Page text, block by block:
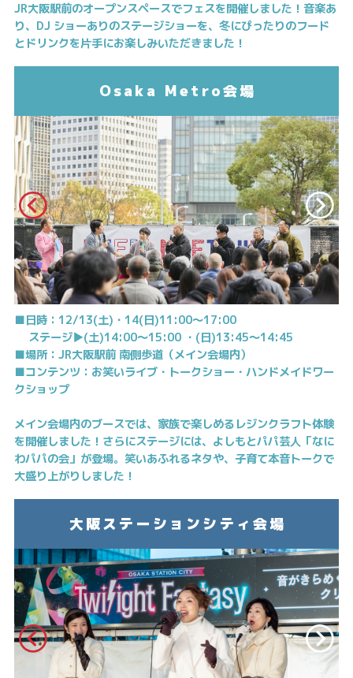
JR大阪駅前のオープンスペースでフェスを開催しました！音楽あ
り、DJ ショーありのステージショーを、冬にぴったりのフード
とドリンクを片手にお楽しみいただきました！
Osaka Metro会場
■日時：12/13(土)・14(日)11:00～17:00
ステージ▶(土)14:00～15:00 ・(日)13:45～14:45
■場所：JR大阪駅前 南側歩道（メイン会場内）
■コンテンツ：お笑いライブ・トークショー・ハンドメイドワー
クショップ
メイン会場内のブースでは、家族で楽しめるレジンクラフト体験
を開催しました！さらにステージには、よしもとパパ芸人「なに
わパパの会」が登場。笑いあふれるネタや、子育て本音トークで
大盛り上がりしました！
大阪ステーションシティ会場